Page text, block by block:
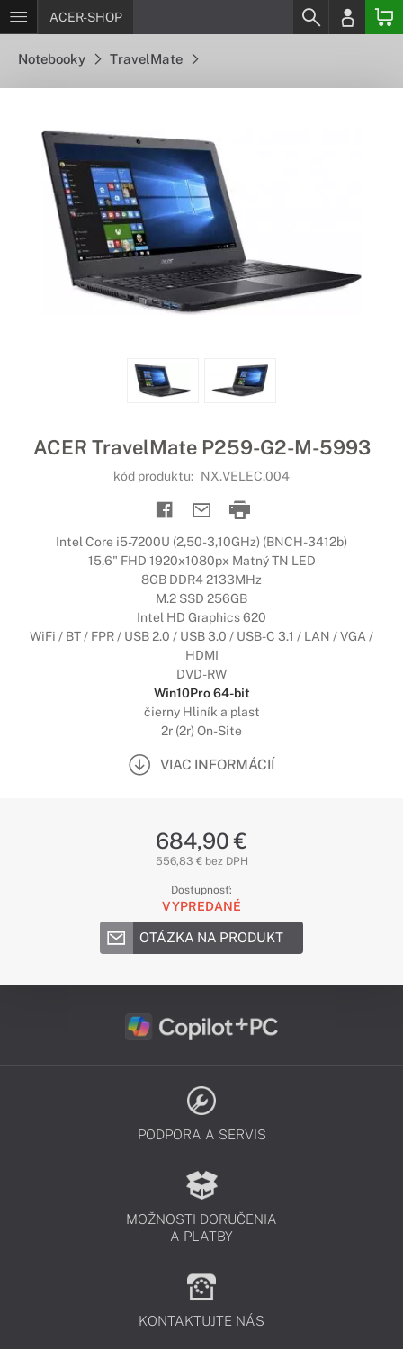
ACER-SHOP
Notebooky TravelMate
ACER TravelMate P259-G2-M-5993
kód produktu: NX.VELEC.004
Intel Core i5-7200U (2,50-3,10GHz) (BNCH-3412b)
15,6" FHD 1920x1080px Matný TN LED
8GB DDR4 2133MHz
M.2 SSD 256GB
Intel HD Graphics 620
WiFi / BT / FPR / USB 2.0 / USB 3.0 / USB-C 3.1 / LAN / VGA /
HDMI
DVD-RW
Win10Pro 64-bit
čierny Hliník a plast
2r (2r) On-Site
VIAC INFORMÁCIÍ
684,90 €
556,83 € bez DPH
Dostupnosť:
VYPREDANÉ
OTÁZKA NA PRODUKT
PODPORA A SERVIS
MOŽNOSTI DORUČENIA
A PLATBY
KONTAKTUJTE NÁS